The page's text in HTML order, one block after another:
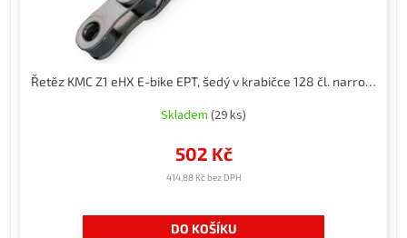
Řetěz KMC Z1 eHX E-bike EPT, šedý v krabičce 128 čl. narrow, vnitřní šířka 4,6 mm
Skladem (29 ks)
414,88 Kč bez DPH
502 Kč
DO KOŠÍKU